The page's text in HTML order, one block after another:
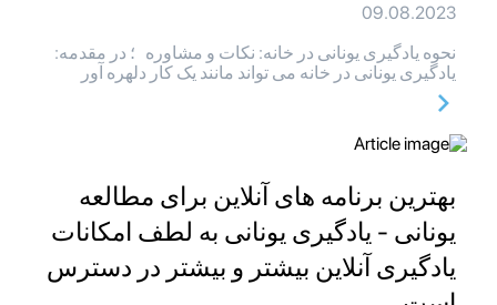
09.08.2023
نحوه یادگیری یونانی در خانه: نکات و مشاوره ؛ در مقدمه:
یادگیری یونانی در خانه می تواند مانند یک کار دلهره آور
بهترین برنامه های آنلاین برای مطالعه
یونانی - یادگیری یونانی به لطف امکانات
یادگیری آنلاین بیشتر و بیشتر در دسترس